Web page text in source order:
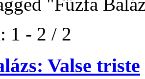
1 - 2 / 2
Valse triste